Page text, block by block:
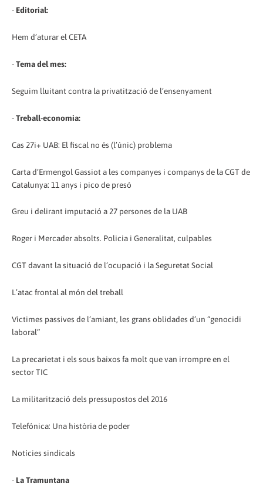
- Editorial:
Hem d’aturar el CETA
-Tema del mes:
Seguim lluitant contra la privatització de l’ensenyament
-Treball-economia:
Cas 27i+ UAB: El fiscal no és (l’únic) problema
Carta d’Ermengol Gassiot a les companyes i companys de la CGT de
Catalunya: 11 anys i pico de presó
Greu i delirant imputació a 27 persones de la UAB
Roger i Mercader absolts. Policia i Generalitat, culpables
CGT davant la situació de l’ocupació i la Seguretat Social
L’atac frontal al món del treball
Víctimes passives de l’amiant, les grans oblidades d’un “genocidi
laboral”
La precarietat i els sous baixos fa molt que van irrompre en el
sector TIC
La militarització dels pressupostos del 2016
Telefónica: Una història de poder
Notícies sindicals
- La Tramuntana